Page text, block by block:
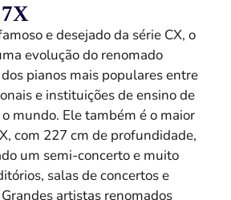
e desejado da série CX, o
evolução do renomado
pianos mais populares entre
e instituições de ensino de
mundo. Ele também é o maior
com 227 cm de profundidade,
um semi-concerto e muito
salas de concertos e
artistas renomados